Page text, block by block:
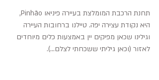
תחנת הרכבת המומלצת בעיירה פיניאו Pinhão,
היא נקודת עצירה יפה. טיילנו ברחובות העיירה
וגילינו שכאן מפיקים יין באמצעות כלים מיוחדים
לאזור (וכאן גיליתי ששכחתי לצלם...).